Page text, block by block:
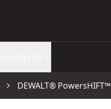
DEWALT®